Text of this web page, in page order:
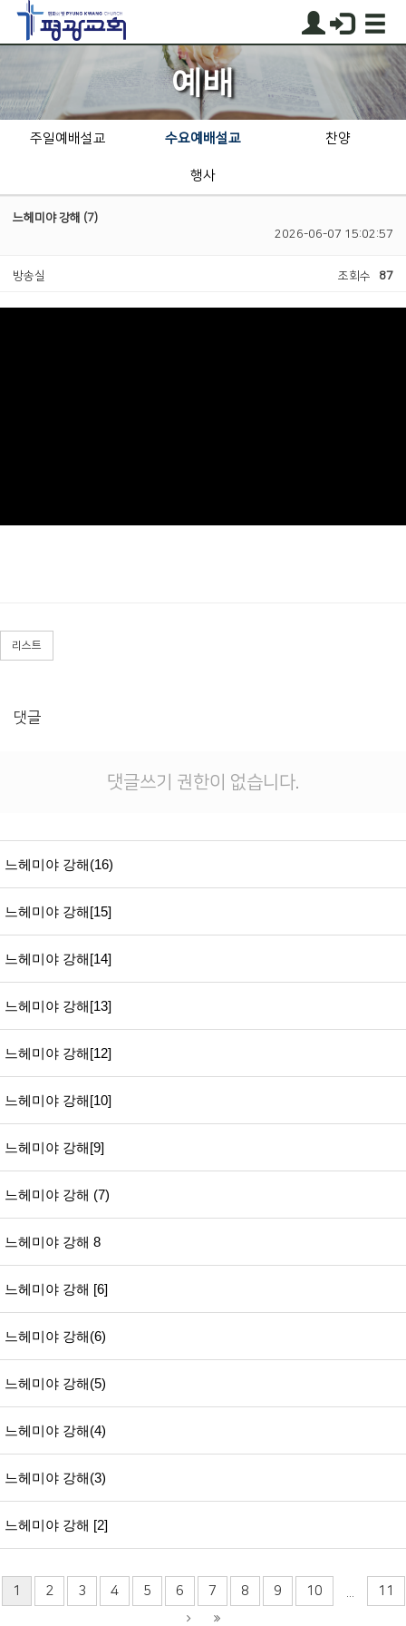
예배
주일예배설교 수요예배설교 찬양
행사
느헤미야 강해 (7)
2026-06-07 15:02:57
방송실 조회수 87
리스트
댓글
댓글쓰기 권한이 없습니다.
느헤미야 강해(16)
느헤미야 강해[15]
느헤미야 강해[14]
느헤미야 강해[13]
느헤미야 강해[12]
느헤미야 강해[10]
느헤미야 강해[9]
느헤미야 강해 (7)
느헤미야 강해 8
느헤미야 강해 [6]
느헤미야 강해(6)
느헤미야 강해(5)
느헤미야 강해(4)
느헤미야 강해(3)
느헤미야 강해 [2]
1 2 3 4 5 6 7 8 9 10 11